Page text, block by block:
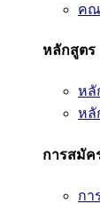
คณ
หลักสูตร
หลั
หลั
การสมัค
กา